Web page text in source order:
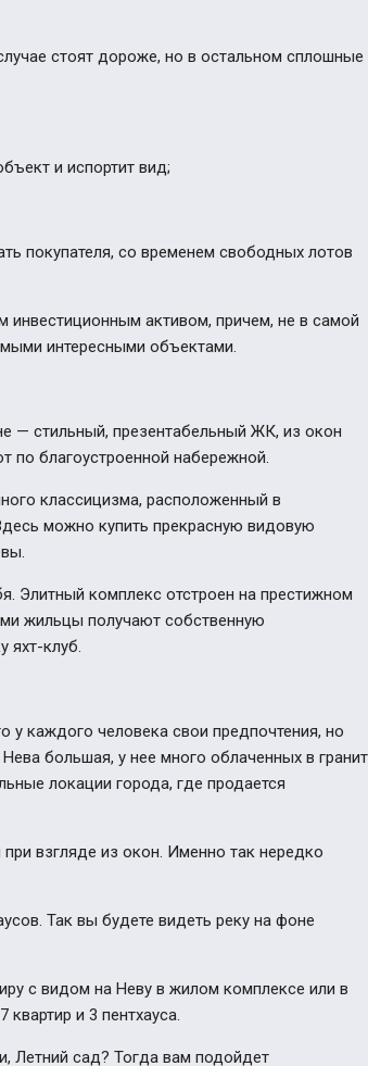
стоят дороже, но в остальном сплошные
и испортит вид;
покупателя, со временем свободных лотов
активом, причем, не в самой
интересными объектами.
— стильный, презентабельный ЖК, из окон
по благоустроенной набережной.
классицизма, расположенный в
можно купить прекрасную видовую
Элитный комплекс отстроен на престижном
жильцы получают собственную
яхт-клуб.
у каждого человека свои предпочтения, но
большая, у нее много облаченных в гранит
локации города, где продается
взгляде из окон. Именно так нередко
Так вы будете видеть реку на фоне
с видом на Неву в жилом комплексе или в
и 3 пентхауса.
Летний сад? Тогда вам подойдет